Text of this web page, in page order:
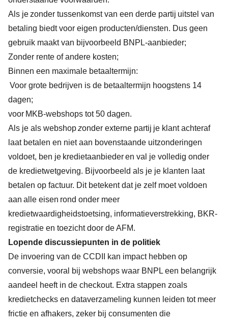
Als je zonder tussenkomst van een derde partij uitstel van
betaling biedt voor eigen producten/diensten. Dus geen
gebruik maakt van bijvoorbeeld BNPL-aanbieder;
Zonder rente of andere kosten;
Binnen een maximale betaaltermijn:
Voor grote bedrijven is de betaaltermijn hoogstens 14
dagen;
voor MKB-webshops tot 50 dagen.
Als je als webshopzonder externe partij je klant achteraf
laat betalen en niet aan bovenstaande uitzonderingen
voldoet, ben je kredietaanbieder en val je volledig onder
de kredietwetgeving. Bijvoorbeeld als je je klanten laat
betalen op factuur. Dit betekent dat je zelf moet voldoen
aan alle eisen rond onder meer
kredietwaardigheidstoetsing, informatieverstrekking, BKR-
registratie en toezicht door de AFM.
Lopende discussiepunten in de politiek
De invoering van de CCDII kan impact hebben op
conversie, vooral bij webshops waar BNPL een belangrijk
aandeel heeft in de checkout. Extra stappen zoals
kredietchecks en dataverzameling kunnen leiden tot meer
frictie en afhakers, zeker bij consumenten die